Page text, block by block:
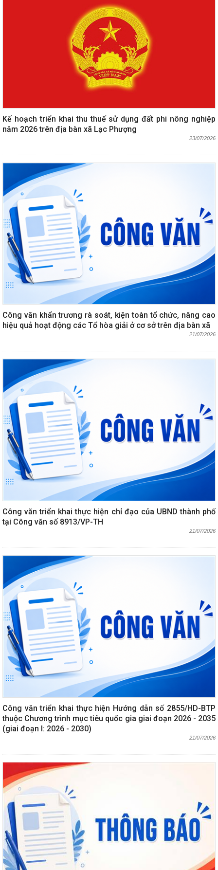
Kế hoạch triển khai thu thuế sử dụng đất phi nông nghiệp
năm 2026 trên địa bàn xã Lạc Phượng
23/07/2026
Công văn khẩn trương rà soát, kiện toàn tổ chức, nâng cao
hiệu quả hoạt động các Tổ hòa giải ở cơ sở trên địa bàn xã
21/07/2026
Công văn triển khai thực hiện chỉ đạo của UBND thành phố
tại Công văn số 8913/VP-TH
21/07/2026
Công văn triển khai thực hiện Hướng dẫn số 2855/HD-BTP
thuộc Chương trình mục tiêu quốc gia giai đoạn 2026 - 2035
(giai đoạn I: 2026 - 2030)
21/07/2026